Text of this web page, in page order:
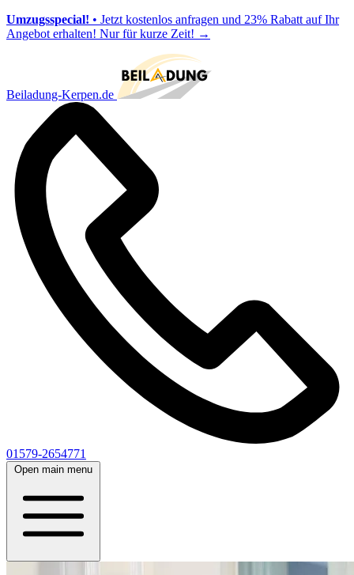
Umzugsspecial! • Jetzt kostenlos anfragen und 23% Rabatt auf Ihr
Angebot erhalten! Nur für kurze Zeit! →
Beiladung-Kerpen.de
01579-2654771
Open main menu